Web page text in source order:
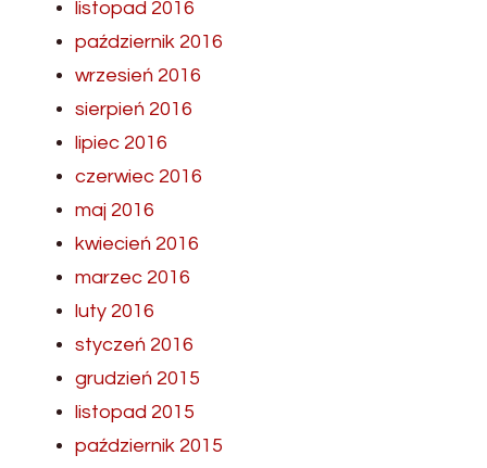
listopad 2016
październik 2016
wrzesień 2016
sierpień 2016
lipiec 2016
czerwiec 2016
maj 2016
kwiecień 2016
marzec 2016
luty 2016
styczeń 2016
grudzień 2015
listopad 2015
październik 2015